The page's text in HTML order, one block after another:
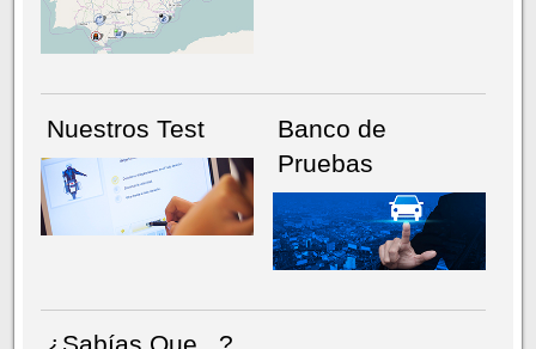
NÚMERO ACTUALHEMEROTECA
Nuestros Test
Banco de
Pruebas